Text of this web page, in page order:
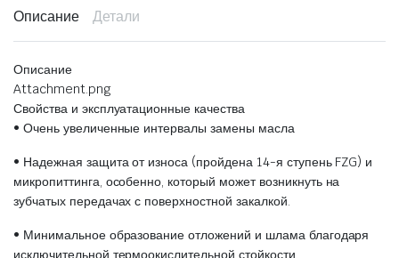
Описание Детали
Описание
Attachment.png
Свойства и эксплуатационные качества
• Очень увеличенные интервалы замены масла
• Надежная защита от износа (пройдена 14-я ступень FZG) и
микропиттинга, особенно, который может возникнуть на
зубчатых передачах с поверхностной закалкой.
• Минимальное образование отложений и шлама благодаря
исключительной термоокислительной стойкости.